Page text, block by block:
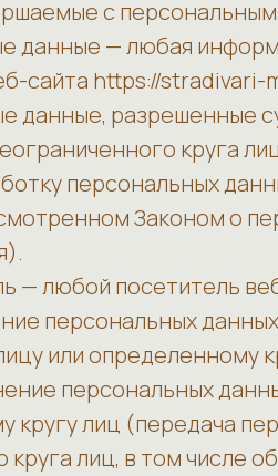
с
данные — любая
сайта https://stradivari-
данные, разрешенные
круга
персональных
Законом о
— любой посетитель
персональных
или определенному
персональных
кругу лиц (передача
круга лиц, в том числе